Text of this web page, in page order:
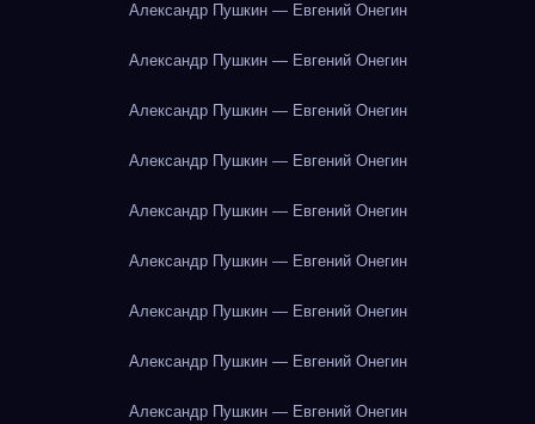
Александр Пушкин — Евгений Онегин
Александр Пушкин — Евгений Онегин
Александр Пушкин — Евгений Онегин
Александр Пушкин — Евгений Онегин
Александр Пушкин — Евгений Онегин
Александр Пушкин — Евгений Онегин
Александр Пушкин — Евгений Онегин
Александр Пушкин — Евгений Онегин
Александр Пушкин — Евгений Онегин